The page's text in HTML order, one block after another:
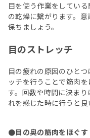
目を使う作業をしてい
の乾燥に繋がります。
保ちましょう。
目のストレッチ
目の疲れの原因のひと
ッチを行うことで筋肉
す。回数や時間に決ま
れを感じた時に行うと良
●目の奥の筋肉をほぐす